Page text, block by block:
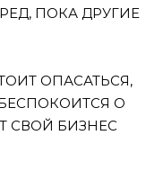
ПОКА ДРУГИЕ
ОПАСАТЬСЯ,
О
СВОЙ БИЗНЕС